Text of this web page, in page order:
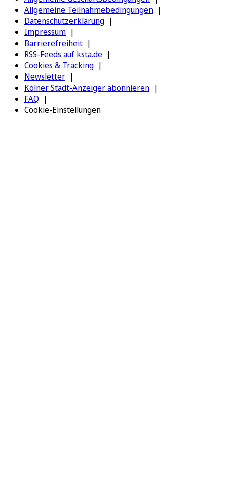
Allgemeine Teilnahmebedingungen
Datenschutzerklärung
Impressum
Barrierefreiheit
RSS-Feeds auf ksta.de
Cookies & Tracking
Newsletter
Kölner Stadt-Anzeiger abonnieren
FAQ
Cookie-Einstellungen